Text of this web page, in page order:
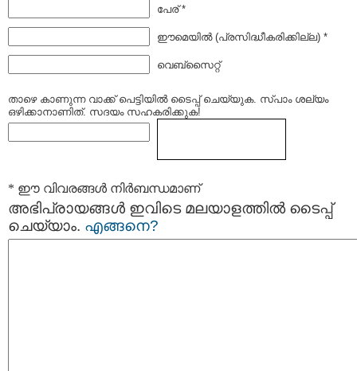
പേര് *
ഈമെയില്‍ (പ്രസിദ്ധീകരിക്കില്ല) *
വെബ്സൈറ്റ്
താഴെ കാണുന്ന വാക്ക് പെട്ടിയില്‍ ടൈപ്പ്‌ ചെയ്യുക. സ്പാം ശല്യം
ഒഴിക്കാനാണിത്. സദയം സഹകരിക്കുക!
* ഈ വിവരങ്ങള്‍ നിര്‍ബന്ധമാണ്
അഭിപ്രായങ്ങള്‍ ഇവിടെ മലയാളത്തില്‍ ടൈപ്പ്
ചെയ്യാം. എങ്ങനെ?